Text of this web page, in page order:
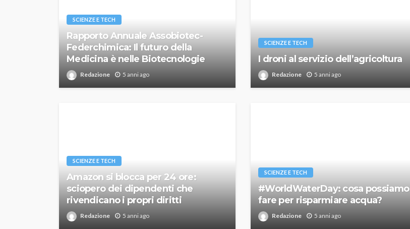
SCIENZE E TECH
Rapporto Annuale Assobiotec-
Federchimica: Il futuro della
Medicina è nelle Biotecnologie
Redazione 5 anni ago
SCIENZE E TECH
I droni al servizio dell’agricoltura
Redazione 5 anni ago
SCIENZE E TECH
Amazon si blocca per 24 ore:
sciopero dei dipendenti che
rivendicano i propri diritti
Redazione 5 anni ago
SCIENZE E TECH
#WorldWaterDay: cosa possiamo
fare per risparmiare acqua?
Redazione 5 anni ago